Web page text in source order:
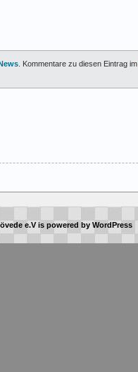
. Kommentare zu diesen Eintrag im
e.Vis powered by WordPress